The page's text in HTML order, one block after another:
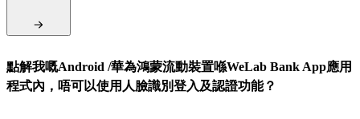
點解我嘅Android /華為鴻蒙流動裝置喺WeLab Bank App應用
程式內，唔可以使用人臉識別登入及認證功能？